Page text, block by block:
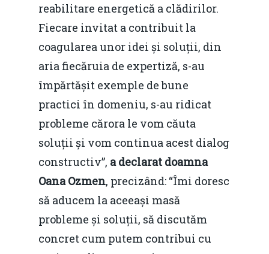
reabilitare energetică a clădirilor.
Fiecare invitat a contribuit la
coagularea unor idei și soluții, din
aria fiecăruia de expertiză, s-au
împărtășit exemple de bune
practici în domeniu, s-au ridicat
probleme cărora le vom căuta
soluții și vom continua acest dialog
constructiv”, a declarat doamna
Oana Ozmen, precizând: “Îmi doresc
să aducem la aceeași masă
probleme și soluții, să discutăm
concret cum putem contribui cu